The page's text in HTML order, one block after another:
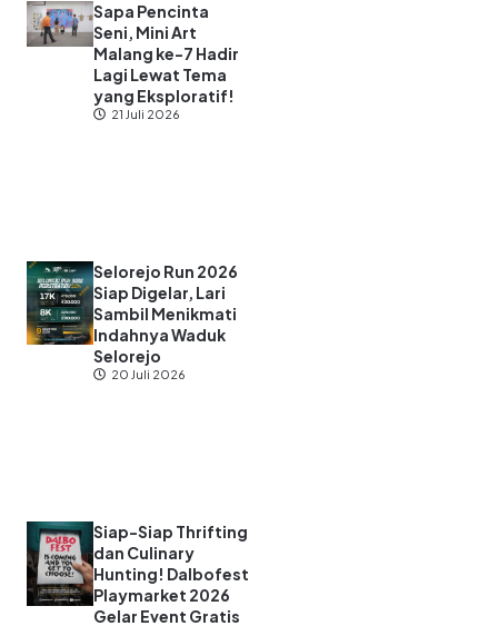
Sapa Pencinta
Seni, Mini Art
Malang ke-7 Hadir
Lagi Lewat Tema
yang Eksploratif!
21 Juli 2026
Selorejo Run 2026
Siap Digelar, Lari
Sambil Menikmati
Indahnya Waduk
Selorejo
20 Juli 2026
Siap-Siap Thrifting
dan Culinary
Hunting! Dalbofest
Playmarket 2026
Gelar Event Gratis